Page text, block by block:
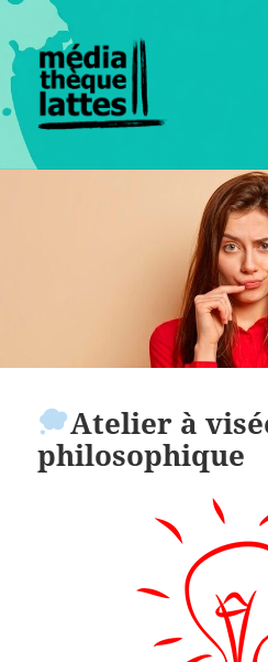
Atelier à
philosophique